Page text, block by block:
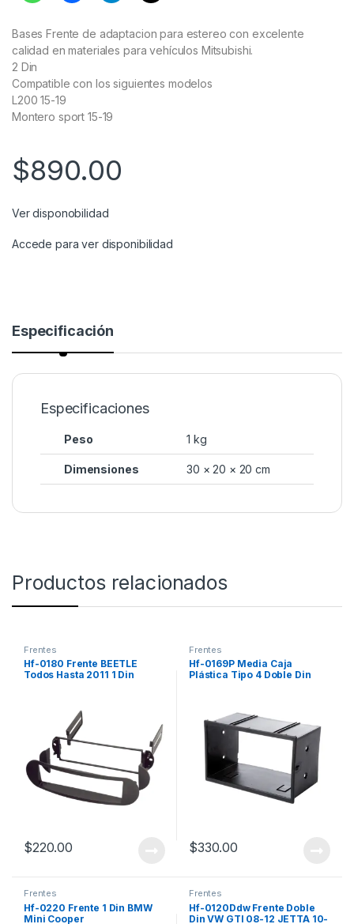
Bases Frente de adaptacion para estereo con excelente
calidad en materiales para vehículos Mitsubishi.
2 Din
Compatible con los siguientes modelos
L200 15-19
Montero sport 15-19
$890.00
Ver disponobilidad
Accede para ver disponibilidad
Especificación
Especificaciones
Peso 1 kg
Dimensiones 30 × 20 × 20 cm
Productos relacionados
Frentes
Hf-0180 Frente BEETLE
Todos Hasta 2011 1 Din
$220.00
Frentes
Hf-0169P Media Caja
Plástica Tipo 4 Doble Din
$330.00
Frentes
Hf-0220 Frente 1 Din BMW
Mini Cooper
Frentes
Hf-0120Ddw Frente Doble
Din VW GTI 08-12 JETTA 10-